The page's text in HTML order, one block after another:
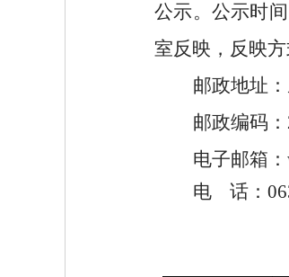
公示。公示时
室反映，反映
邮政地址
邮政编码：
电子邮箱：
电
话：